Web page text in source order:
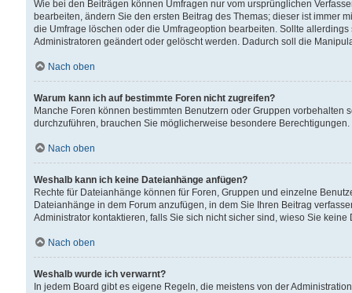
Wie bei den Beiträgen können Umfragen nur vom ursprünglichen
bearbeiten, ändern Sie den ersten Beitrag des Themas; dieser ist immer
die Umfrage löschen oder die Umfrageoption bearbeiten. Sollte
Administratoren geändert oder gelöscht werden. Dadurch soll die
Nach oben
Warum kann ich auf bestimmte Foren nicht zugreifen?
Manche Foren können bestimmten Benutzern oder Gruppen
durchzuführen, brauchen Sie möglicherweise besondere
Nach oben
Weshalb kann ich keine Dateianhänge anfügen?
Rechte für Dateianhänge können für Foren, Gruppen und einzelne
Dateianhänge in dem Forum anzufügen, in dem Sie Ihren Beitrag
Administrator kontaktieren, falls Sie sich nicht sicher sind, wieso Sie
Nach oben
Weshalb wurde ich verwarnt?
In jedem Board gibt es eigene Regeln, die meistens von der